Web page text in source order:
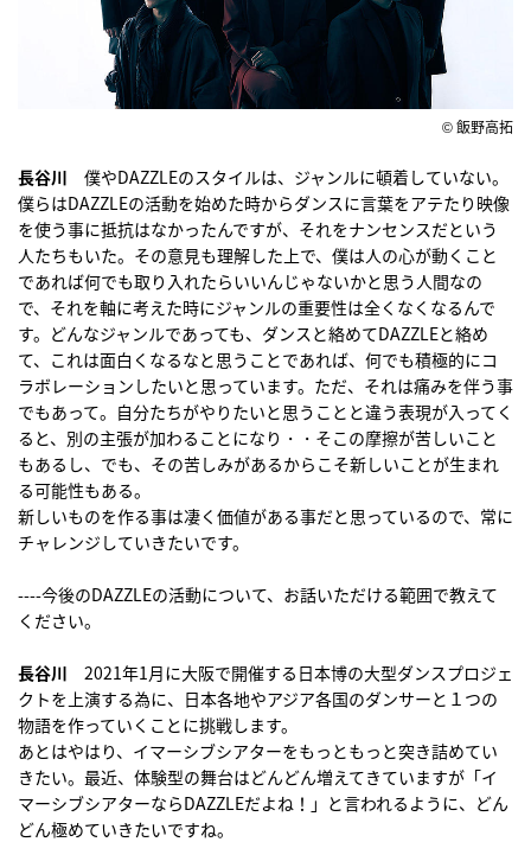
© 飯野高拓
長谷川 僕やDAZZLEのスタイルは、ジャンルに頓着していない。
僕らはDAZZLEの活動を始めた時からダンスに言葉をアテたり映像
を使う事に抵抗はなかったんですが、それをナンセンスだという
人たちもいた。その意見も理解した上で、僕は人の心が動くこと
であれば何でも取り入れたらいいんじゃないかと思う人間なの
で、それを軸に考えた時にジャンルの重要性は全くなくなるんで
す。どんなジャンルであっても、ダンスと絡めてDAZZLEと絡め
て、これは面白くなるなと思うことであれば、何でも積極的にコ
ラボレーションしたいと思っています。ただ、それは痛みを伴う事
でもあって。自分たちがやりたいと思うことと違う表現が入ってく
ると、別の主張が加わることになり・・そこの摩擦が苦しいこと
もあるし、でも、その苦しみがあるからこそ新しいことが生まれ
る可能性もある。
新しいものを作る事は凄く価値がある事だと思っているので、常に
チャレンジしていきたいです。
----今後のDAZZLEの活動について、お話いただける範囲で教えて
ください。
長谷川 2021年1月に大阪で開催する日本博の大型ダンスプロジェ
クトを上演する為に、日本各地やアジア各国のダンサーと１つの
物語を作っていくことに挑戦します。
あとはやはり、イマーシブシアターをもっともっと突き詰めてい
きたい。最近、体験型の舞台はどんどん増えてきていますが「イ
マーシブシアターならDAZZLEだよね！」と言われるように、どん
どん極めていきたいですね。